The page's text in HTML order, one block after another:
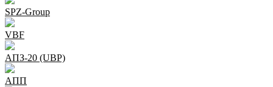
SPZ-Group
VBF
АПЗ-20 (UBP)
АПП